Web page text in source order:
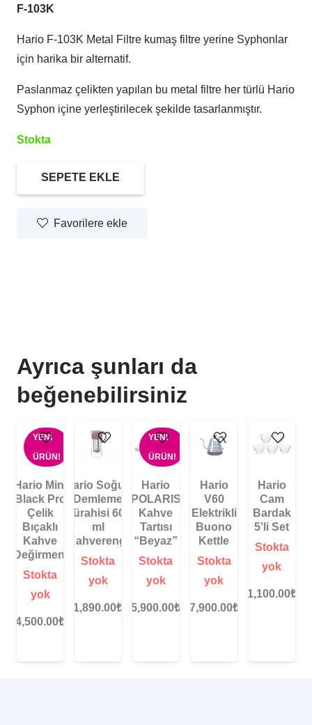
F-103K
Hario F-103K Metal Filtre kumaş filtre yerine Syphonlar
için harika bir alternatif.
Paslanmaz çelikten yapılan bu metal filtre her türlü Hario
Syphon içine yerleştirilecek şekilde tasarlanmıştır.
Stokta
Metal
SEPETE EKLE
Favorilere ekle
Ayrıca şunları da
beğenebilirsiniz
YENI
ÜRÜN!
Hario Mini
Black Pro
Çelik
Bıçaklı
Kahve
Değirmeni
Stokta
yok
4,500.00₺
Hario Soğuk
Demleme
Sürahisi 600
ml
“Kahverengi”
Stokta
yok
1,890.00₺
YENI
ÜRÜN!
Hario
POLARIS
Kahve
Tartısı
“Beyaz”
Stokta
yok
5,900.00₺
Hario
V60
Elektrikli
Buono
Kettle
Stokta
yok
7,900.00₺
Hario
Cam
Bardak
5’li Set
Stokta
yok
1,100.00₺